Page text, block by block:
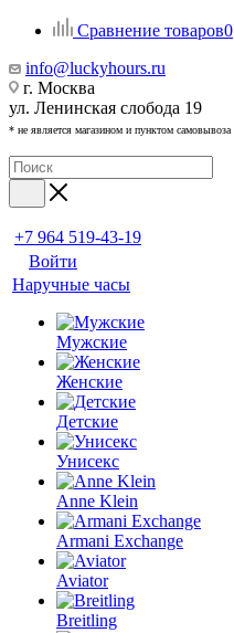
Сравнение товаров0
info@luckyhours.ru
г. Москва
ул. Ленинская слобода 19
* не является магазином и пунктом самовывоза
+7 964 519-43-19
Войти
Наручные часы
Мужские
Женские
Детские
Унисекс
Anne Klein
Armani Exchange
Aviator
Breitling